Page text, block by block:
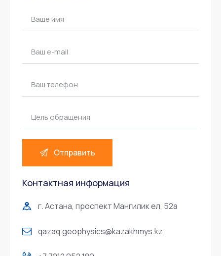
Контактная информация
г. Астана, проспект Мангилик ел, 52а
qazaq.geophysics@kazakhmys.kz